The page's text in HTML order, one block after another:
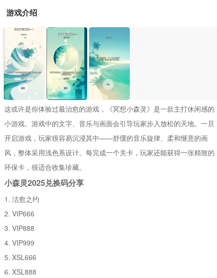
游戏介绍
这或许是你体验过最治愈的游戏，《冥想小森灵》是一款主打休闲感的
小游戏。游戏中的文字、音乐与画面会引导玩家步入放松的天地。一旦
开启游戏，玩家很容易沉浸其中——舒缓的音乐旋律、柔和惬意的画
风，整体采用浅色系设计。每完成一个关卡，玩家还能获得一张精致的
环保卡，很适合收集珍藏。
小森灵2025兑换码分享
1. 洁愈之约
2. VIP666
3. VIP888
4. VIP999
5. XSL666
6. XSL888